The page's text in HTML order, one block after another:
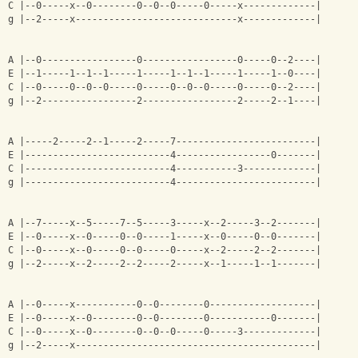
C |--0-----x--0--------0--0--0-----0-----x-------------|
g |--2-----x-----------------------------x-------------|
A |--0-----------------0-----------------0-----0--2----|
E |--1-----1--1--1-----1-----1--1--1-----1-----1--0----|
C |--0-----0--0--0-----0-----0--0--0-----0-----0--2----|
g |--2-----------------2-----------------2-----2--1----|
A |-----2-----2--1-----2-----7-------------------------|
E |--------------------------4-----------------0-------|
C |--------------------------4-----------3-------------|
g |--------------------------4-------------------------|
A |--7-----x--5-----7--5-----3-----x--2-----3--2-------|
E |--0-----x--0-----0--0-----1-----x--0-----0--0-------|
C |--0-----x--0-----0--0-----0-----x--2-----2--2-------|
g |--2-----x--2-----2--2-----2-----x--1-----1--1-------|
A |--0-----x-----------0--0--------0-------------------|
E |--0-----x--0--------0--0--------0-----------0-------|
C |--0-----x--0--------0--0--0-----0-----3-------------|
g |--2-----x-------------------------------------------|